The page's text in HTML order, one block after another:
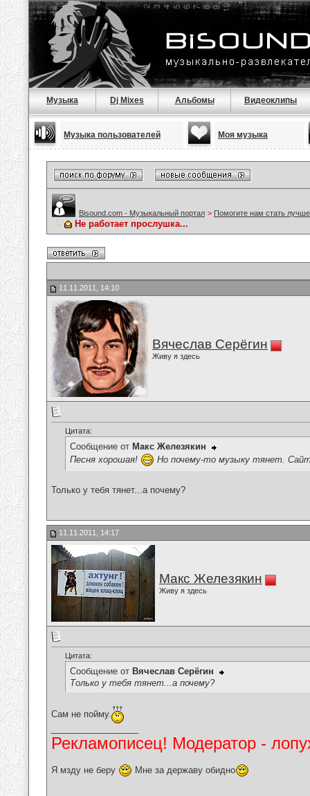
Музыка Dj Mixes Альбомы Видеоклипы
Музыка пользователей Моя музыка
Bisound.com - Музыкальный портал > Помогите нам стать
Не работает прослушка...
11.11.2011, 14:10
Вячеслав Серёгин
Живу я здесь
Цитата:
Сообщение от Макс Железякин
Песня хорошая!
Но почему-то музыку тянет.
Только у тебя тянет...а почему?
11.11.2011, 14:17
Макс Железякин
Живу я здесь
Цитата:
Сообщение от Вячеслав Серёгин
Только у тебя тянет...а почему?
Сам не пойму.
Рекламописец! Модератор -
Я мзду не беру Мне за державу обидно